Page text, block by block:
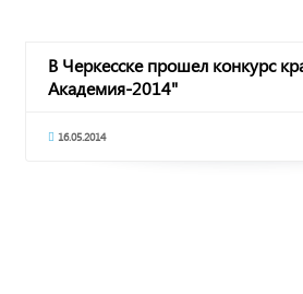
В Черкесске прошел конкурс
Академия-2014"
16.05.2014